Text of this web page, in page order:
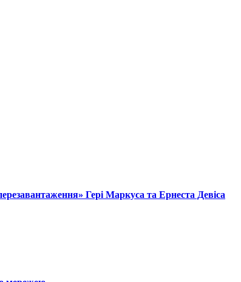
Гері Маркуса та Ернеста Девіса